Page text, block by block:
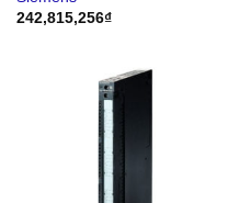
242,815,256₫